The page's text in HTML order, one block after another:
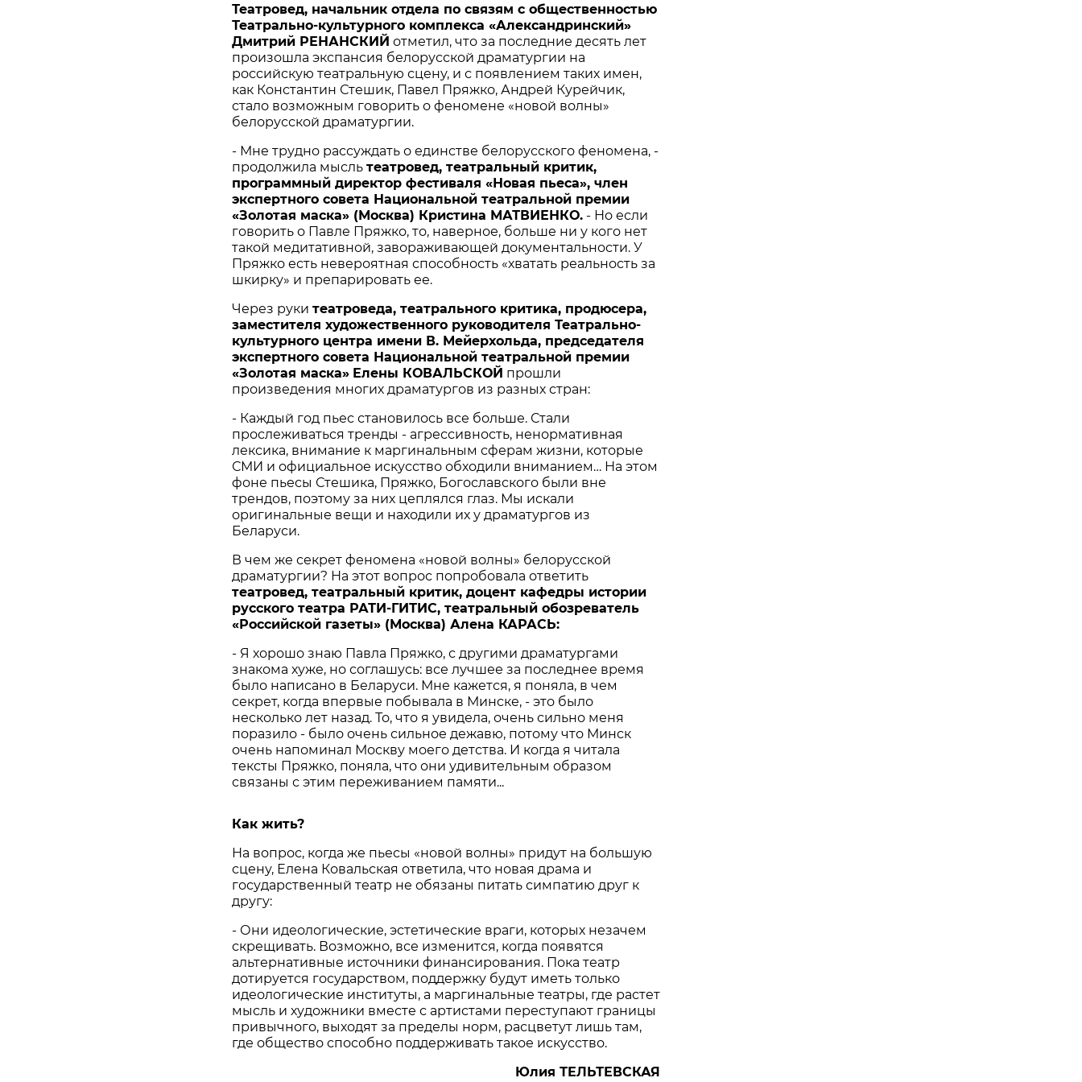
Театровед, начальник отдела по связям с общественностью
Театрально-культурного комплекса «Александринский»
Дмитрий РЕНАНСКИЙ отметил, что за последние десять лет
произошла экспансия белорусской драматургии на
российскую театральную сцену, и с появлением таких имен,
как Константин Стешик, Павел Пряжко, Андрей Курейчик,
стало возможным говорить о феномене «новой волны»
белорусской драматургии.
- Мне трудно рассуждать о единстве белорусского феномена, -
продолжила мысль театровед, театральный критик,
программный директор фестиваля «Новая пьеса», член
экспертного совета Национальной театральной премии
«Золотая маска» (Москва) Кристина МАТВИЕНКО. - Но если
говорить о Павле Пряжко, то, наверное, больше ни у кого нет
такой медитативной, завораживающей документальности. У
Пряжко есть невероятная способность «хватать реальность за
шкирку» и препарировать ее.
Через руки театроведа, театрального критика, продюсера,
заместителя художественного руководителя Театрально-
культурного центра имени В. Мейерхольда, председателя
экспертного совета Национальной театральной премии
«Золотая маска» Елены КОВАЛЬСКОЙ прошли
произведения многих драматургов из разных стран:
- Каждый год пьес становилось все больше. Стали
прослеживаться тренды - агрессивность, ненормативная
лексика, внимание к маргинальным сферам жизни, которые
СМИ и официальное искусство обходили вниманием… На этом
фоне пьесы Стешика, Пряжко, Богославского были вне
трендов, поэтому за них цеплялся глаз. Мы искали
оригинальные вещи и находили их у драматургов из
Беларуси.
В чем же секрет феномена «новой волны» белорусской
драматургии? На этот вопрос попробовала ответить
театровед, театральный критик, доцент кафедры истории
русского театра РАТИ-ГИТИС, театральный обозреватель
«Российской газеты» (Москва) Алена КАРАСЬ:
- Я хорошо знаю Павла Пряжко, с другими драматургами
знакома хуже, но соглашусь: все лучшее за последнее время
было написано в Беларуси. Мне кажется, я поняла, в чем
секрет, когда впервые побывала в Минске, - это было
несколько лет назад. То, что я увидела, очень сильно меня
поразило - было очень сильное дежавю, потому что Минск
очень напоминал Москву моего детства. И когда я читала
тексты Пряжко, поняла, что они удивительным образом
связаны с этим переживанием памяти...
Как жить?
На вопрос, когда же пьесы «новой волны» придут на большую
сцену, Елена Ковальская ответила, что новая драма и
государственный театр не обязаны питать симпатию друг к
другу:
- Они идеологические, эстетические враги, которых незачем
скрещивать. Возможно, все изменится, когда появятся
альтернативные источники финансирования. Пока театр
дотируется государством, поддержку будут иметь только
идеологические институты, а маргинальные театры, где растет
мысль и художники вместе с артистами переступают границы
привычного, выходят за пределы норм, расцветут лишь там,
где общество способно поддерживать такое искусство.
Юлия ТЕЛЬТЕВСКАЯ